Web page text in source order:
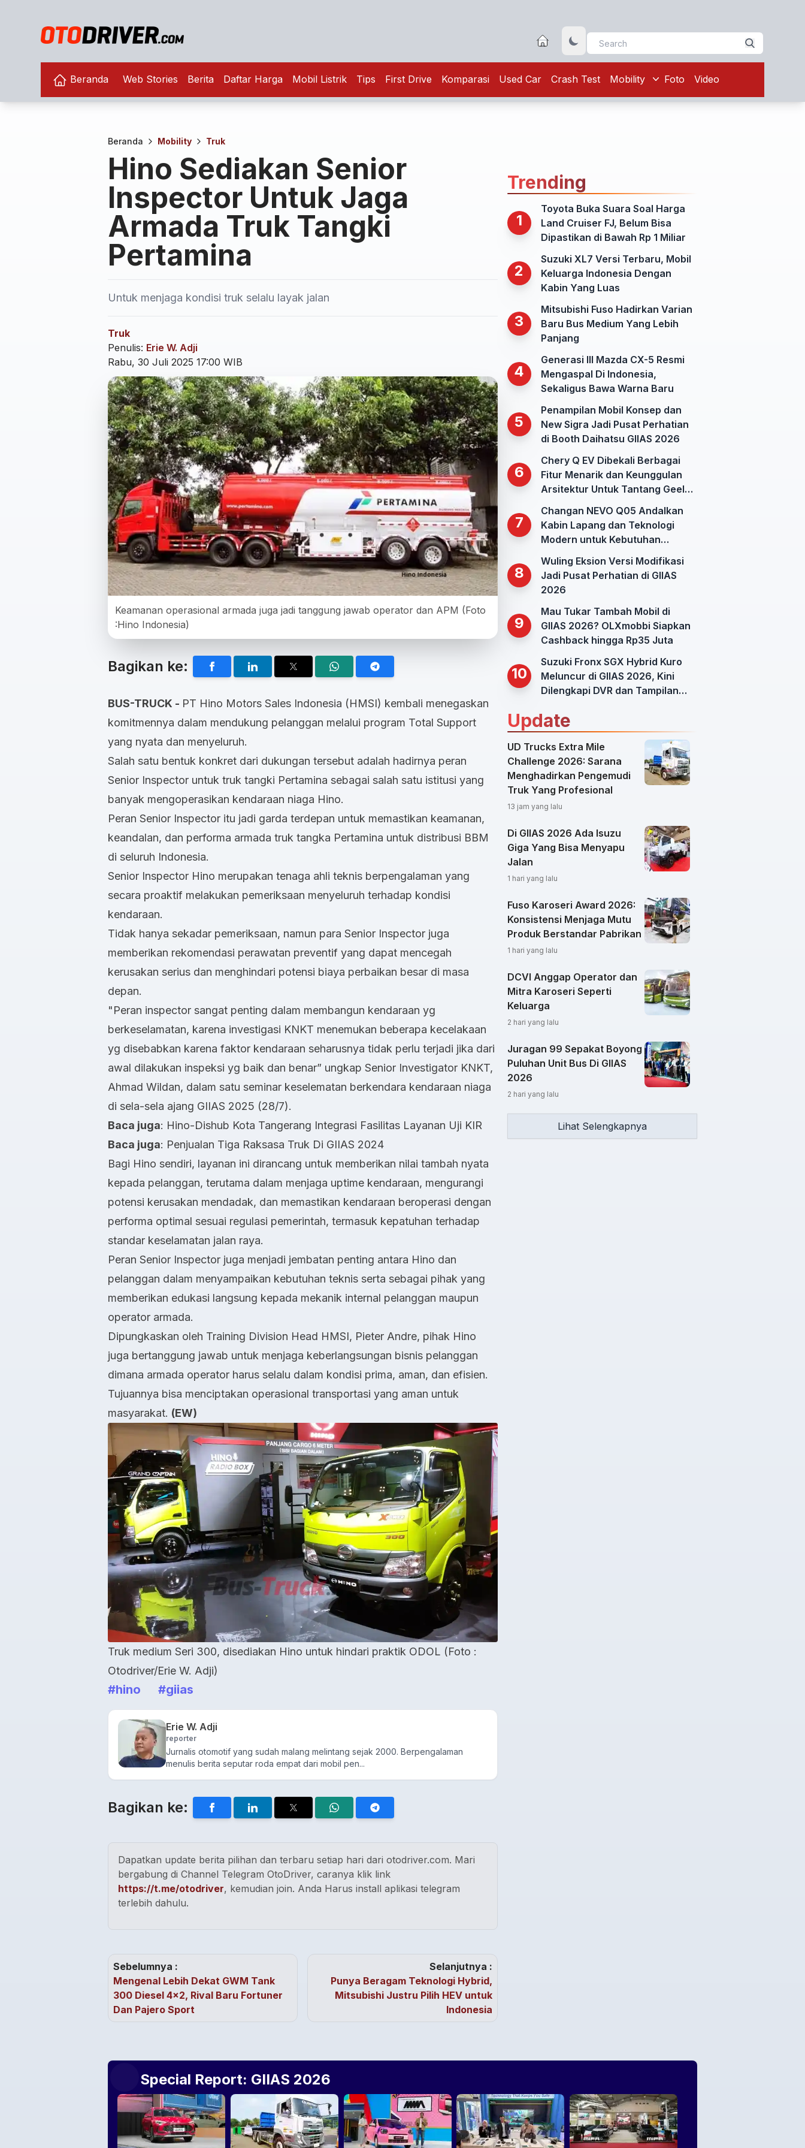
Beranda Web Stories Berita Daftar Harga Mobil Listrik Tips First Drive Komparasi Used Car Crash Test Mobility Foto Video
Beranda Mobility Truk
Hino Sediakan Senior
Inspector Untuk Jaga
Armada Truk Tangki
Pertamina
Untuk menjaga kondisi truk selalu layak jalan
Truk
Penulis: Erie W. Adji
Rabu, 30 Juli 2025 17:00 WIB
Keamanan operasional armada juga jadi tanggung jawab operator dan APM (Foto
:Hino Indonesia)
Bagikan ke:
BUS-TRUCK - PT Hino Motors Sales Indonesia (HMSI) kembali menegaskan
komitmennya dalam mendukung pelanggan melalui program Total Support
yang nyata dan menyeluruh.
Salah satu bentuk konkret dari dukungan tersebut adalah hadirnya peran
Senior Inspector untuk truk tangki Pertamina sebagai salah satu istitusi yang
banyak mengoperasikan kendaraan niaga Hino.
Peran Senior Inspector itu jadi garda terdepan untuk memastikan keamanan,
keandalan, dan performa armada truk tangka Pertamina untuk distribusi BBM
di seluruh Indonesia.
Senior Inspector Hino merupakan tenaga ahli teknis berpengalaman yang
secara proaktif melakukan pemeriksaan menyeluruh terhadap kondisi
kendaraan.
Tidak hanya sekadar pemeriksaan, namun para Senior Inspector juga
memberikan rekomendasi perawatan preventif yang dapat mencegah
kerusakan serius dan menghindari potensi biaya perbaikan besar di masa
depan.
"Peran inspector sangat penting dalam membangun kendaraan yg
berkeselamatan, karena investigasi KNKT menemukan beberapa kecelakaan
yg disebabkan karena faktor kendaraan seharusnya tidak perlu terjadi jika dari
awal dilakukan inspeksi yg baik dan benar” ungkap Senior Investigator KNKT,
Ahmad Wildan, dalam satu seminar keselematan berkendara kendaraan niaga
di sela-sela ajang GIIAS 2025 (28/7).
Baca juga: Hino-Dishub Kota Tangerang Integrasi Fasilitas Layanan Uji KIR
Baca juga: Penjualan Tiga Raksasa Truk Di GIIAS 2024
Bagi Hino sendiri, layanan ini dirancang untuk memberikan nilai tambah nyata
kepada pelanggan, terutama dalam menjaga uptime kendaraan, mengurangi
potensi kerusakan mendadak, dan memastikan kendaraan beroperasi dengan
performa optimal sesuai regulasi pemerintah, termasuk kepatuhan terhadap
standar keselamatan jalan raya.
Peran Senior Inspector juga menjadi jembatan penting antara Hino dan
pelanggan dalam menyampaikan kebutuhan teknis serta sebagai pihak yang
memberikan edukasi langsung kepada mekanik internal pelanggan maupun
operator armada.
Dipungkaskan oleh Training Division Head HMSI, Pieter Andre, pihak Hino
juga bertanggung jawab untuk menjaga keberlangsungan bisnis pelanggan
dimana armada operator harus selalu dalam kondisi prima, aman, dan efisien.
Tujuannya bisa menciptakan operasional transportasi yang aman untuk
masyarakat. (EW)
Truk medium Seri 300, disediakan Hino untuk hindari praktik ODOL (Foto :
Otodriver/Erie W. Adji)
#hino #giias
Erie W. Adji
reporter
Jurnalis otomotif yang sudah malang melintang sejak 2000. Berpengalaman
menulis berita seputar roda empat dari mobil pen...
Bagikan ke:
Dapatkan update berita pilihan dan terbaru setiap hari dari otodriver.com. Mari
bergabung di Channel Telegram OtoDriver, caranya klik link
https://t.me/otodriver, kemudian join. Anda Harus install aplikasi telegram
terlebih dahulu.
Sebelumnya :
Mengenal Lebih Dekat GWM Tank
300 Diesel 4x2, Rival Baru Fortuner
Dan Pajero Sport
Selanjutnya :
Punya Beragam Teknologi Hybrid,
Mitsubishi Justru Pilih HEV untuk
Indonesia
Trending
1
Toyota Buka Suara Soal Harga
Land Cruiser FJ, Belum Bisa
Dipastikan di Bawah Rp 1 Miliar
2
Suzuki XL7 Versi Terbaru, Mobil
Keluarga Indonesia Dengan
Kabin Yang Luas
3
Mitsubishi Fuso Hadirkan Varian
Baru Bus Medium Yang Lebih
Panjang
4
Generasi III Mazda CX-5 Resmi
Mengaspal Di Indonesia,
Sekaligus Bawa Warna Baru
5
Penampilan Mobil Konsep dan
New Sigra Jadi Pusat Perhatian
di Booth Daihatsu GIIAS 2026
6
Chery Q EV Dibekali Berbagai
Fitur Menarik dan Keunggulan
Arsitektur Untuk Tantang Geely
7
Changan NEVO Q05 Andalkan
Kabin Lapang dan Teknologi
Modern untuk Kebutuhan
8
Wuling Eksion Versi Modifikasi
Jadi Pusat Perhatian di GIIAS
2026
9
Mau Tukar Tambah Mobil di
GIIAS 2026? OLXmobbi Siapkan
Cashback hingga Rp35 Juta
10
Suzuki Fronx SGX Hybrid Kuro
Meluncur di GIIAS 2026, Kini
Dilengkapi DVR dan Tampilan
Update
UD Trucks Extra Mile
Challenge 2026: Sarana
Menghadirkan Pengemudi
Truk Yang Profesional
13 jam yang lalu
Di GIIAS 2026 Ada Isuzu
Giga Yang Bisa Menyapu
Jalan
1 hari yang lalu
Fuso Karoseri Award 2026:
Konsistensi Menjaga Mutu
Produk Berstandar Pabrikan
1 hari yang lalu
DCVI Anggap Operator dan
Mitra Karoseri Seperti
Keluarga
2 hari yang lalu
Juragan 99 Sepakat Boyong
Puluhan Unit Bus Di GIIAS
2026
2 hari yang lalu
Lihat Selengkapnya
Special Report: GIIAS 2026